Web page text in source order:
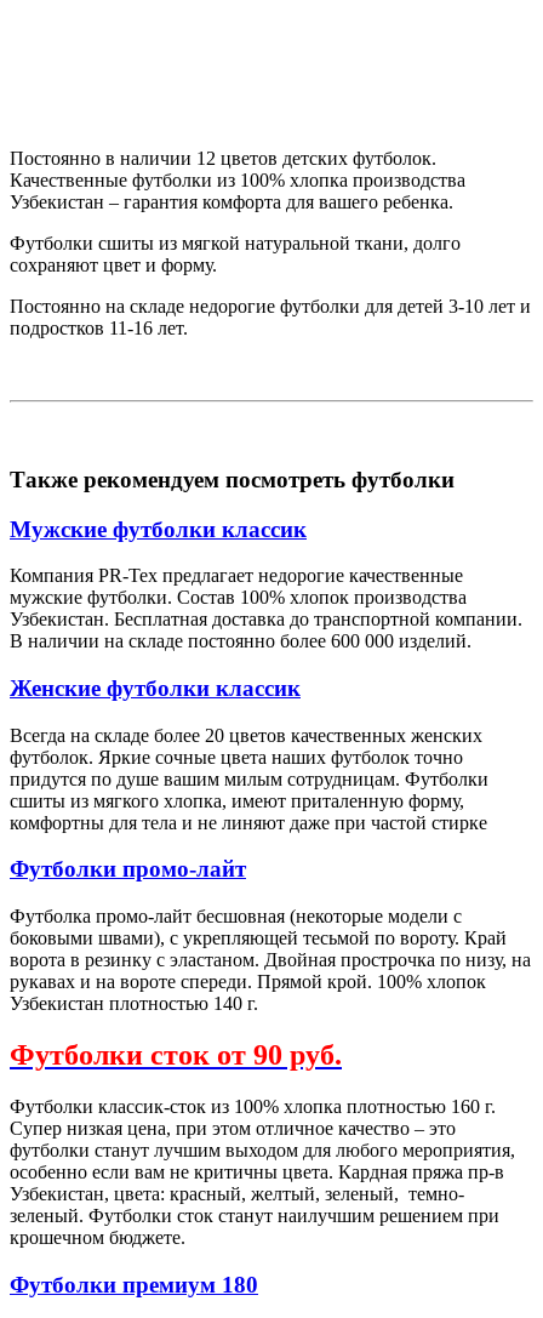
Постоянно в наличии 12 цветов детских футболок.
Качественные футболки из 100% хлопка производства
Узбекистан – гарантия комфорта для вашего ребенка.
Футболки сшиты из мягкой натуральной ткани, долго
сохраняют цвет и форму.
Постоянно на складе недорогие футболки для детей 3-10 лет и
подростков 11-16 лет.
Также рекомендуем посмотреть футболки
Мужские футболки классик
Компания PR-Tex предлагает недорогие качественные
мужские футболки. Состав 100% хлопок производства
Узбекистан. Бесплатная доставка до транспортной компании.
В наличии на складе постоянно более 600 000 изделий.
Женские футболки классик
Всегда на складе более 20 цветов качественных женских
футболок. Яркие сочные цвета наших футболок точно
придутся по душе вашим милым сотрудницам. Футболки
сшиты из мягкого хлопка, имеют приталенную форму,
комфортны для тела и не линяют даже при частой стирке
Футболки промо-лайт
Футболка промо-лайт бесшовная (некоторые модели с
боковыми швами), с укрепляющей тесьмой по вороту. Край
ворота в резинку с эластаном. Двойная прострочка по низу, на
рукавах и на вороте спереди. Прямой крой. 100% хлопок
Узбекистан плотностью 140 г.
Футболки сток от 90 руб.
Футболки классик-сток из 100% хлопка плотностью 160 г.
Супер низкая цена, при этом отличное качество – это
футболки станут лучшим выходом для любого мероприятия,
особенно если вам не критичны цвета. Кардная пряжа пр-в
Узбекистан, цвета: красный, желтый, зеленый, темно-
зеленый. Футболки сток станут наилучшим решением при
крошечном бюджете.
Футболки премиум 180